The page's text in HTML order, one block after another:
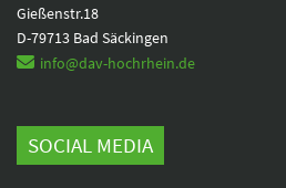
Gießenstr.18
D-79713 Bad Säckingen
info@dav-hochrhein.de
SOCIAL MEDIA